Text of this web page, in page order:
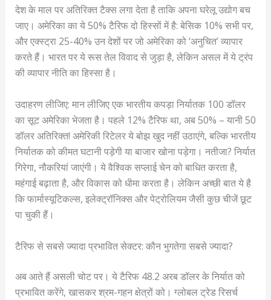
देश के माल पर अतिरिक्त टैक्स लगा देता है ताकि अपना घरेलू उद्योग बच
जाए। अमेरिका का ये 50% टैरिफ दो हिस्सों में है: बेसिक 10% सभी पर,
और एक्स्ट्रा 25-40% उन देशों पर जो अमेरिका को ‘अनुचित’ व्यापार
करते हैं। भारत पर ये रूस तेल विवाद से जुड़ा है, लेकिन असल में ये ट्रंप
की व्यापार नीति का हिस्सा है।
उदाहरण लीजिए: मान लीजिए एक भारतीय कपड़ा निर्यातक 100 डॉलर
का सूट अमेरिका भेजता है। पहले 12% टैरिफ था, अब 50% – यानी 50
डॉलर अतिरिक्त! अमेरिकी रिटेलर ये बोझ खुद नहीं उठाएंगे, बल्कि भारतीय
निर्यातक को कीमत घटानी पड़ेगी या बाजार खोना पड़ेगा। नतीजा? निर्यात
गिरेगा, नौकरियां जाएंगी। ये वैश्विक सप्लाई चेन को बाधित करता है,
महंगाई बढ़ाता है, और विकास को धीमा करता है। लेकिन अच्छी बात ये है
कि फार्मास्यूटिकल्स, इलेक्ट्रॉनिक्स और पेट्रोलियम जैसी कुछ चीजें छूट
पा चुकी हैं।
टैरिफ से सबसे ज्यादा प्रभावित सेक्टर: कौन भुगतेगा सबसे ज्यादा?
अब आते हैं असली चोट पर। ये टैरिफ 48.2 अरब डॉलर के निर्यात को
प्रभावित करेंगे, खासकर श्रम-गहन क्षेत्रों को। ग्लोबल ट्रेड रिसर्च